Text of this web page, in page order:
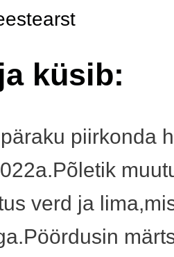
küsib:
piirkonda
verd ja